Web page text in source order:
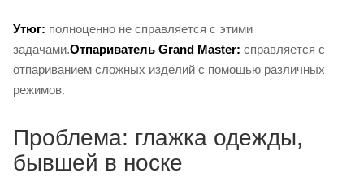
Утюг: полноценно не справляется с этими
задачами.Отпариватель Grand Master: справляется с
отпариванием сложных изделий с помощью различных
режимов.
Проблема: глажка одежды,
бывшей в носке